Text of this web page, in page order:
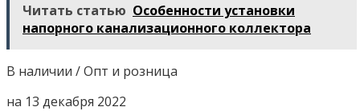
Читать статью Особенности установки
напорного канализационного коллектора
В наличии / Опт и розница
на 13 декабря 2022